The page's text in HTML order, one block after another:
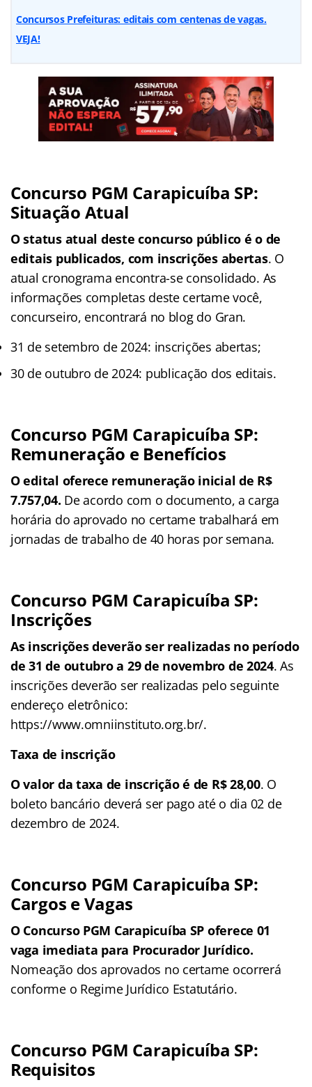
Concursos Prefeituras: editais com centenas de vagas.
VEJA!
Concurso PGM Carapicuíba SP:
Situação Atual
O status atual deste concurso público é o de
editais publicados, com inscrições abertas. O
atual cronograma encontra-se consolidado. As
informações completas deste certame você,
concurseiro, encontrará no blog do Gran.
31 de setembro de 2024: inscrições abertas;
30 de outubro de 2024: publicação dos editais.
Concurso PGM Carapicuíba SP:
Remuneração e Benefícios
O edital oferece remuneração inicial de R$
7.757,04. De acordo com o documento, a carga
horária do aprovado no certame trabalhará em
jornadas de trabalho de 40 horas por semana.
Concurso PGM Carapicuíba SP:
Inscrições
As inscrições deverão ser realizadas no período
de 31 de outubro a 29 de novembro de 2024. As
inscrições deverão ser realizadas pelo seguinte
endereço eletrônico:
https://www.omniinstituto.org.br/.
Taxa de inscrição
O valor da taxa de inscrição é de R$ 28,00. O
boleto bancário deverá ser pago até o dia 02 de
dezembro de 2024.
Concurso PGM Carapicuíba SP:
Cargos e Vagas
O Concurso PGM Carapicuíba SP oferece 01
vaga imediata para Procurador Jurídico.
Nomeação dos aprovados no certame ocorrerá
conforme o Regime Jurídico Estatutário.
Concurso PGM Carapicuíba SP:
Requisitos